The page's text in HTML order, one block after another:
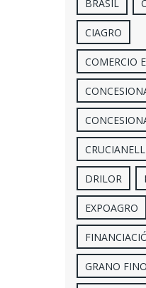
BRASIL
CIAGRO
COMERCIO
DRILOR
EXPOAGRO
GRANO FINO